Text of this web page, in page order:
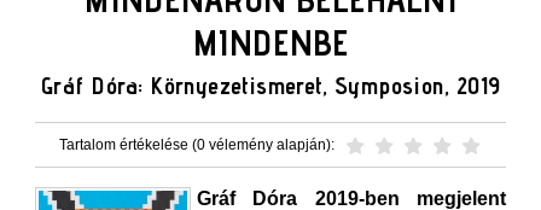
MINDENBE
Gráf Dóra: Környezetismeret, Symposion, 2019
Tartalom értékelése (0 vélemény alapján):
Gráf Dóra 2019-ben megjelent